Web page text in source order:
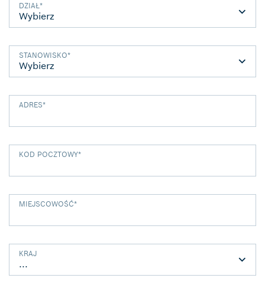
DZIAŁ*
STANOWISKO*
ADRES*
KOD POCZTOWY*
MIEJSCOWOŚĆ*
KRAJ